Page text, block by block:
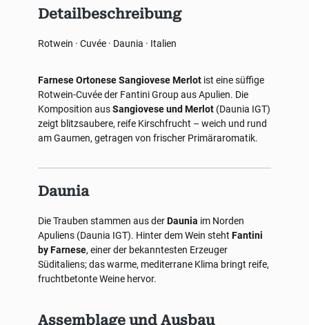
Detailbeschreibung
Rotwein · Cuvée · Daunia · Italien
Farnese Ortonese Sangiovese Merlot ist eine süffige
Rotwein-Cuvée der Fantini Group aus Apulien. Die
Komposition ausSangiovese und Merlot (Daunia IGT)
zeigt blitzsaubere, reife Kirschfrucht – weich und rund
am Gaumen, getragen von frischer Primäraromatik.
Daunia
Die Trauben stammen aus derDaunia im Norden
Apuliens (Daunia IGT). Hinter dem Wein steht Fantini
by Farnese, einer der bekanntesten Erzeuger
Süditaliens; das warme, mediterrane Klima bringt reife,
fruchtbetonte Weine hervor.
Assemblage und Ausbau